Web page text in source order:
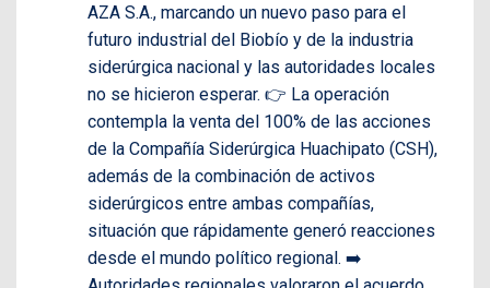
AZA S.A., marcando un nuevo paso para el
futuro industrial del Biobío y de la industria
siderúrgica nacional y las autoridades locales
no se hicieron esperar. 👉 La operación
contempla la venta del 100% de las acciones
de la Compañía Siderúrgica Huachipato (CSH),
además de la combinación de activos
siderúrgicos entre ambas compañías,
situación que rápidamente generó reacciones
desde el mundo político regional. ➡️